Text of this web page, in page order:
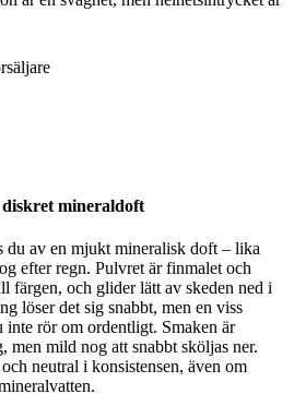
mineraldoft
du av en mjukt mineralisk doft – lika
efter regn. Pulvret är finmalet och
färgen, och glider lätt av skeden ned i
löser det sig snabbt, men en viss
inte rör om ordentligt. Smaken är
men mild nog att snabbt sköljas ner.
neutral i konsistensen, även om